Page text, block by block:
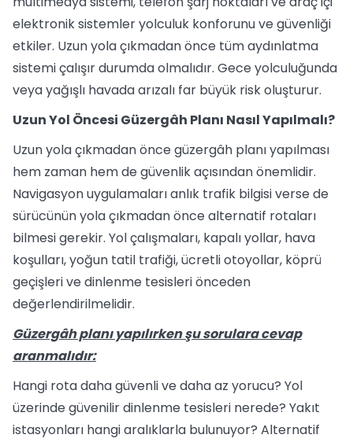
elektronik sistemler yolculuk konforunu ve güvenliği
etkiler. Uzun yola çıkmadan önce tüm aydınlatma
sistemi çalışır durumda olmalıdır. Gece yolculuğunda
veya yağışlı havada arızalı far büyük risk oluşturur.
Uzun Yol Öncesi Güzergâh Planı Nasıl Yapılmalı?
Uzun yola çıkmadan önce güzergâh planı yapılması
hem zaman hem de güvenlik açısından önemlidir.
Navigasyon uygulamaları anlık trafik bilgisi verse de
sürücünün yola çıkmadan önce alternatif rotaları
bilmesi gerekir. Yol çalışmaları, kapalı yollar, hava
koşulları, yoğun tatil trafiği, ücretli otoyollar, köprü
geçişleri ve dinlenme tesisleri önceden
değerlendirilmelidir.
Güzergâh planı yapılırken şu sorulara cevap
aranmalıdır:
Hangi rota daha güvenli ve daha az yorucu? Yol
üzerinde güvenilir dinlenme tesisleri nerede? Yakıt
istasyonları hangi aralıklarla bulunuyor? Alternatif